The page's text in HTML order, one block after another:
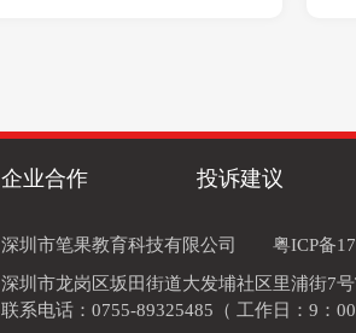
企业合作 投诉建议
深圳市笔果教育科技有限公司
粤ICP备
深圳市龙岗区坂田街道大发埔社区里浦街7
联系电话：0755-89325485（ 工作日：9：